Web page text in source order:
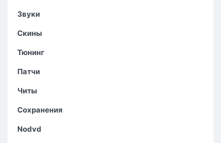
Звуки
Скины
Тюнинг
Патчи
Читы
Сохранения
Nodvd